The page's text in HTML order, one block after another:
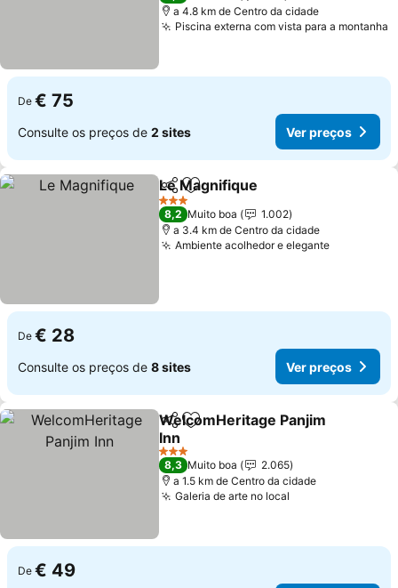
a 4.8 km de Centro da cidade
Piscina externa com vista para a montanha
De € 75
Consulte os preços de 2 sites Ver preços
PartilharAdicionar aos favoritos
Le Magnifique
3 Estrelas
8,2 Muito boa
1.002
a 3.4 km de Centro da cidade
Ambiente acolhedor e elegante
De € 28
Consulte os preços de 8 sites Ver preços
PartilharAdicionar aos favoritos
WelcomHeritage Panjim
Inn
3 Estrelas
8,3 Muito boa
2.065
a 1.5 km de Centro da cidade
Galeria de arte no local
De € 49